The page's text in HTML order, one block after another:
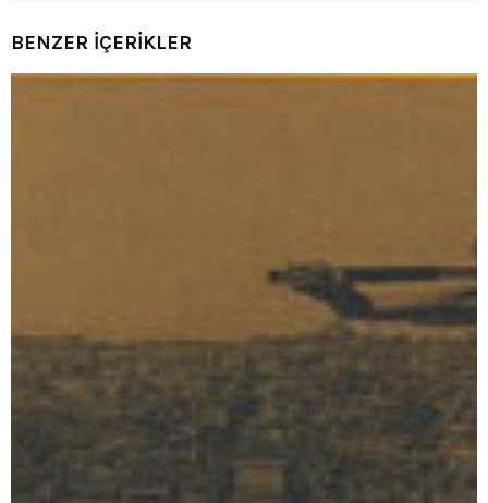
BENZER İÇERİKLER